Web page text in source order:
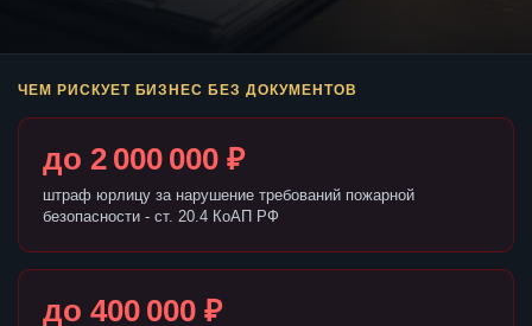
ЧЕМ РИСКУЕТ БИЗНЕС БЕЗ ДОКУМЕНТОВ
до 2 000 000 ₽
штраф юрлицу за нарушение требований пожарной
безопасности - ст. 20.4 КоАП РФ
до 400 000 ₽